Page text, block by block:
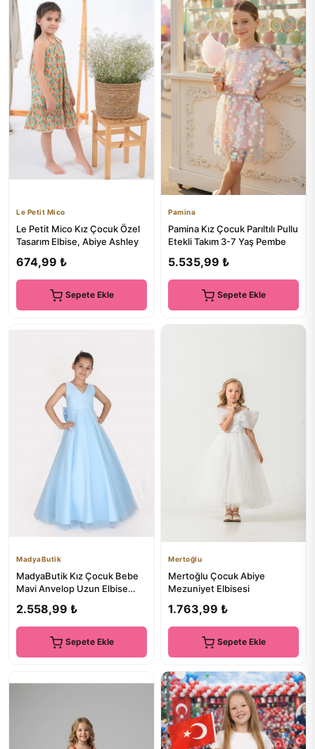
Le Petit Mico
Le Petit Mico Kız Çocuk Özel
Tasarım Elbise, Abiye Ashley
674,99 ₺
Sepete Ekle
Pamina
Pamina Kız Çocuk Parıltılı Pullu
Etekli Takım 3-7 Yaş Pembe
5.535,99 ₺
Sepete Ekle
MadyaButik
MadyaButik Kız Çocuk Bebe
Mavi Anvelop Uzun Elbise
Elbise
2.558,99 ₺
Sepete Ekle
Mertoğlu
Mertoğlu Çocuk Abiye
Mezuniyet Elbisesi
1.763,99 ₺
Sepete Ekle